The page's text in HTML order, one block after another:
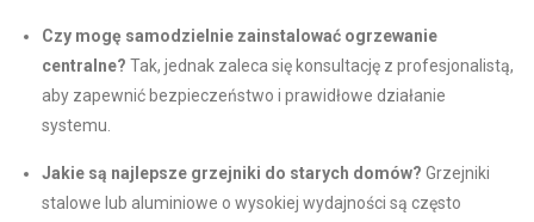
Czy mogę samodzielnie zainstalować ogrzewanie
centralne? Tak, jednak zaleca się konsultację z profesjonalistą,
aby zapewnić bezpieczeństwo i prawidłowe działanie
systemu.
Jakie są najlepsze grzejniki do starych domów? Grzejniki
stalowe lub aluminiowe o wysokiej wydajności są często